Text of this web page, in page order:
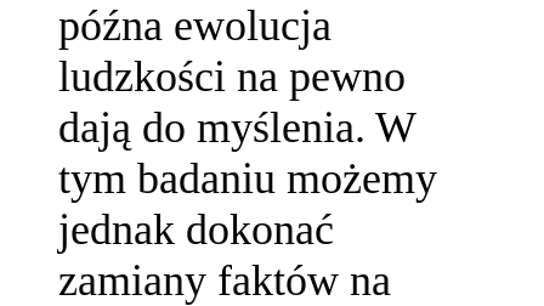
późna ewolucja
ludzkości na pewno
dają do myślenia. W
tym badaniu możemy
jednak dokonać
zamiany faktów na